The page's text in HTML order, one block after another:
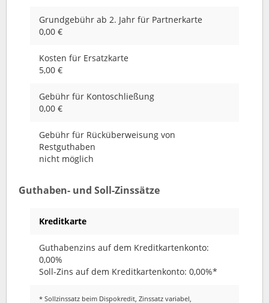
Grundgebühr ab 2. Jahr für Partnerkarte
0,00 €
Kosten für Ersatzkarte
5,00 €
Gebühr für Kontoschließung
0,00 €
Gebühr für Rücküberweisung von
Restguthaben
nicht möglich
Guthaben- und Soll-Zinssätze
Kreditkarte
Guthabenzins auf dem Kreditkartenkonto:
0,00%
Soll-Zins auf dem Kreditkartenkonto: 0,00%*
* Sollzinssatz beim Dispokredit, Zinssatz variabel,